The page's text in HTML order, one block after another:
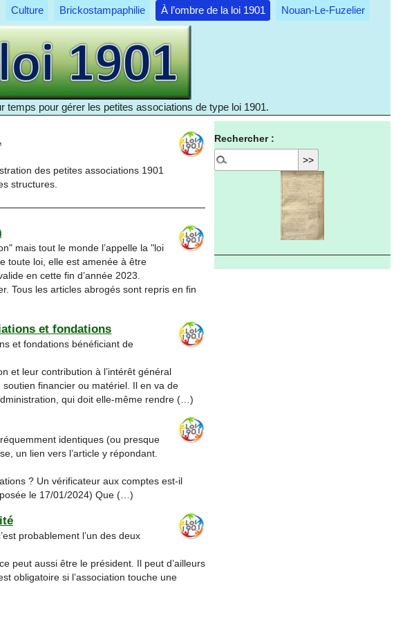
Culture Brickostampaphilie À l’ombre de la loi 1901 Nouan-Le-Fuzelier
pour gérer les petites associations de type loi 1901.
des petites associations 1901
structures.
mais tout le monde l’appelle la "loi
toute loi, elle est amenée à être
en cette fin d’année 2023.
Tous les articles abrogés sont repris en fin
et fondations
et fondations bénéficiant de
et leur contribution à l’intérêt général
financier ou matériel. Il en va de
qui doit elle-même rendre (…)
identiques (ou presque
un lien vers l’article y répondant.
? Un vérificateur aux comptes est-il
le 17/01/2024) Que (…)
probablement l’un des deux
peut aussi être le président. Il peut d’ailleurs
obligatoire si l’association touche une
Rechercher :